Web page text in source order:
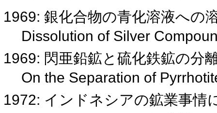
1969: 銀化合物の青化溶液への
Dissolution of Silver
1969: 閃亜鉛鉱と硫化鉄鉱の分
On the Separation of
1972: インドネシアの鉱業事情